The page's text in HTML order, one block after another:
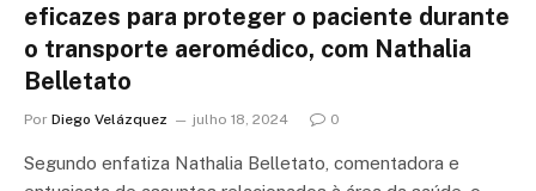
eficazes para proteger o paciente durante
o transporte aeromédico, com Nathalia
Belletato
Por Diego Velázquez julho 18, 2024 0
Segundo enfatiza Nathalia Belletato, comentadora e